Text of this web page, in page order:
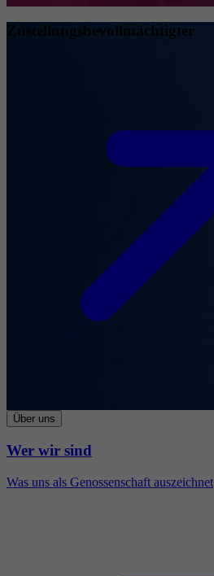
Zustellungsbevollmächtigter
Über uns
Wer wir sind
Was uns als Genossenschaft auszeichnet